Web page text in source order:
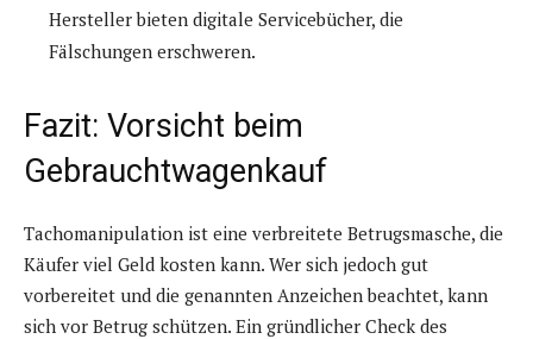
Hersteller bieten digitale Servicebücher, die
Fälschungen erschweren.
Fazit: Vorsicht beim
Gebrauchtwagenkauf
Tachomanipulation ist eine verbreitete Betrugsmasche, die
Käufer viel Geld kosten kann. Wer sich jedoch gut
vorbereitet und die genannten Anzeichen beachtet, kann
sich vor Betrug schützen. Ein gründlicher Check des